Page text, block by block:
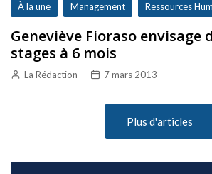
À la une Management Ressources
Geneviève Fioraso envisage
stages à 6 mois
La Rédaction 7 mars 2013
Plus d'articles